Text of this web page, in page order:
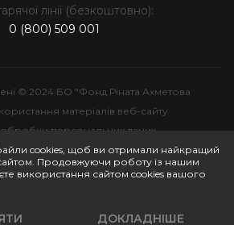
лінії (безкоштовно):
0 (800) 509 001
© 2024 БО "Фонд Ріната Ахметова
матеріалів веб-сайту
обробки персональних даних
власність
cookies, щоб ви отримали найкращий
Продовжуючи роботу із нашим
використання сайтом cookies вашого
ДОКЛАДНІШЕ
Політики сайту